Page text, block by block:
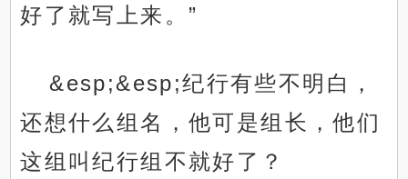
好了就写上来。”
&esp;&esp;纪行有些不明白，
还想什么组名，他可是组长，他们
这组叫纪行组不就好了？